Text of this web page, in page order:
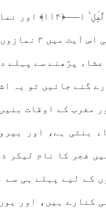
النَّهَارِ
—- ﴿۱۱۴﴾
پڑھنے سے پہلے
گنے جائیں تو یہ
مغرب کے اوقات
بنتی ہے، اور
فجر کا نام لیکر
کے لیے پہلے ہی
کنارے ہیں، اور